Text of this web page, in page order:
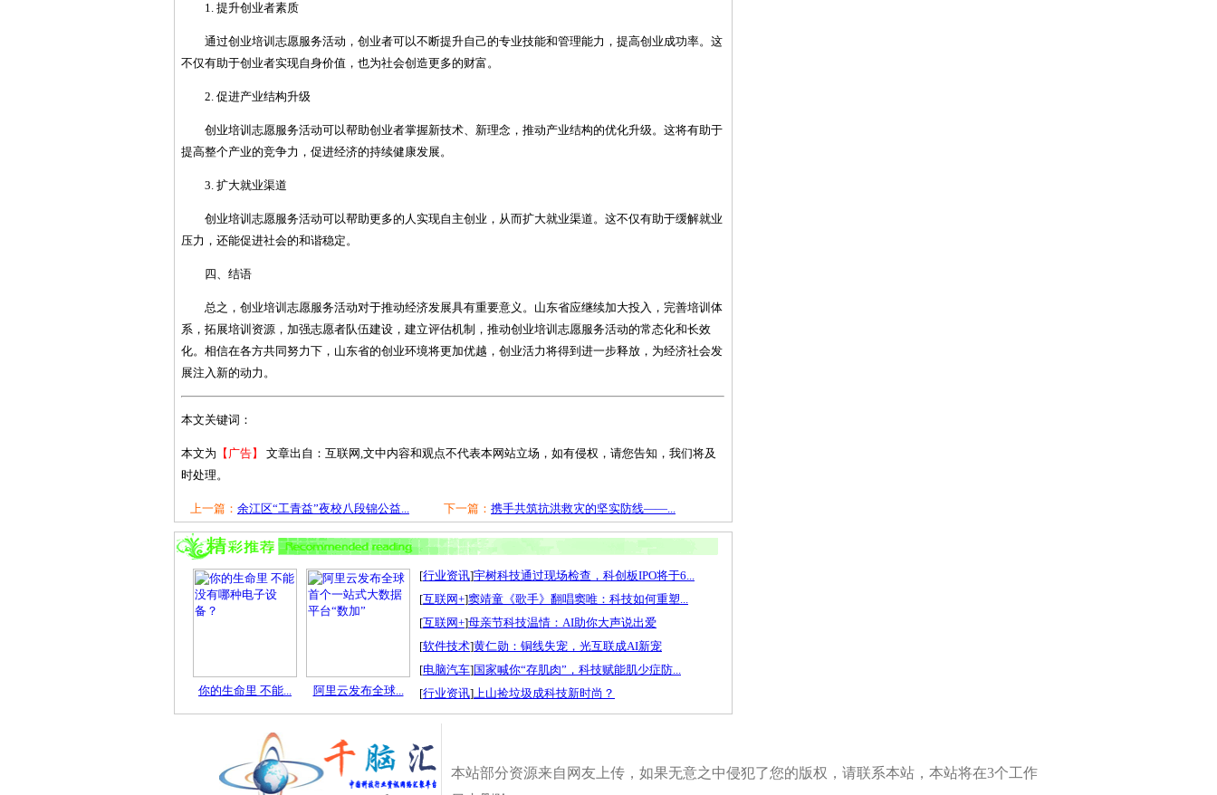
1. 提升创业者素质
通过创业培训志愿服务活动，创业者可以不断提升自己的专业技能和管理能力，提高创业成功率。这
不仅有助于创业者实现自身价值，也为社会创造更多的财富。
2. 促进产业结构升级
创业培训志愿服务活动可以帮助创业者掌握新技术、新理念，推动产业结构的优化升级。这将有助于
提高整个产业的竞争力，促进经济的持续健康发展。
3. 扩大就业渠道
创业培训志愿服务活动可以帮助更多的人实现自主创业，从而扩大就业渠道。这不仅有助于缓解就业
压力，还能促进社会的和谐稳定。
四、结语
总之，创业培训志愿服务活动对于推动经济发展具有重要意义。山东省应继续加大投入，完善培训体
系，拓展培训资源，加强志愿者队伍建设，建立评估机制，推动创业培训志愿服务活动的常态化和长效
化。相信在各方共同努力下，山东省的创业环境将更加优越，创业活力将得到进一步释放，为经济社会发
展注入新的动力。
本文关键词：
本文为 【广告】
文章出自：互联网,文中内容和观点不代表本网站立场，如有侵权，请您告知，我们将及
时处理。
上一篇： 余江区“工青益”夜校八段锦公益... 下一篇： 携手共筑抗洪救灾的坚实防线——...
你的生命里 不能... 阿里云发布全球...
[行业资讯]宇树科技通过现场检查，科创板IPO将于6...
[互联网+]窦靖童《歌手》翻唱窦唯：科技如何重塑...
[互联网+]母亲节科技温情：AI助你大声说出爱
[软件技术]黄仁勋：铜线失宠，光互联成AI新宠
[电脑汽车]国家喊你“存肌肉”，科技赋能肌少症防...
[行业资讯]上山捡垃圾成科技新时尚？
本站部分资源来自网友上传，如果无意之中侵犯了您的版权，请联系本站，本站将在3个工作